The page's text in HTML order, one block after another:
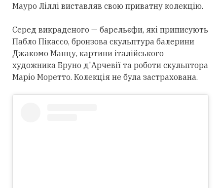
Мауро Ліллі виставляв свою приватну колекцію.
Серед викраденого — барельєфи, які приписують
Пабло Пікассо, бронзова скульптура балерини
Джакомо Манцу, картини італійського
художника Бруно д'Арчевії та роботи скульптора
Маріо Моретто. Колекція не була застрахована.